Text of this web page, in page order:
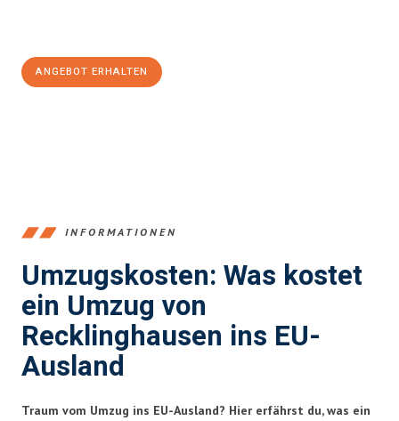
ANGEBOT ERHALTEN
INFORMATIONEN
Umzugskosten: Was kostet
ein Umzug von
Recklinghausen ins EU-
Ausland
Traum vom Umzug ins EU-Ausland? Hier erfährst du, was ein